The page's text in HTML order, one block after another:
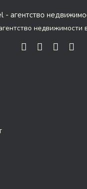
недвижимости